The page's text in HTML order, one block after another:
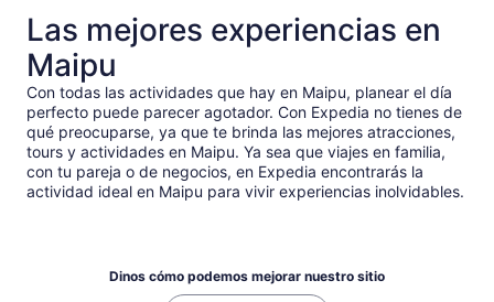
Las mejores experiencias en
Maipu
Con todas las actividades que hay en Maipu, planear el día
perfecto puede parecer agotador. Con Expedia no tienes de
qué preocuparse, ya que te brinda las mejores atracciones,
tours y actividades en Maipu. Ya sea que viajes en familia,
con tu pareja o de negocios, en Expedia encontrarás la
actividad ideal en Maipu para vivir experiencias inolvidables.
Dinos cómo podemos mejorar nuestro sitio